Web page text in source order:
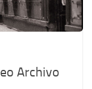
Archivo